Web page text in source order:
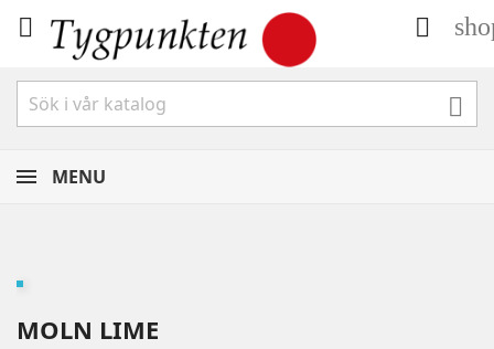
 

MENU
MOLN LIME